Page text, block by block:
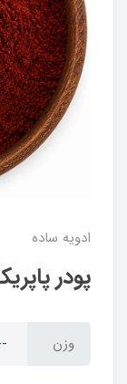
ادویه ساده
پودر
وزن